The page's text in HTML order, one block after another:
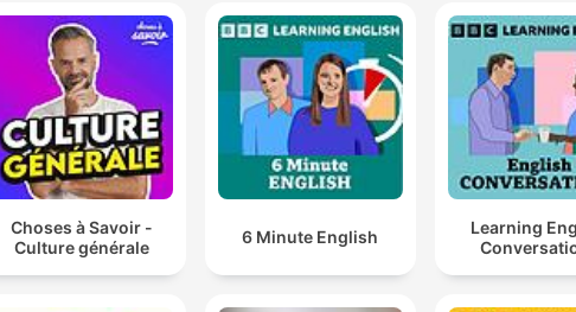
Choses à Savoir -
Culture générale
6 Minute English
Learning